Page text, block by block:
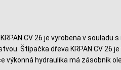
CV 26 je vyrobena v
Štípačka dřeva KRPAN CV
výkonná hydraulika má zásobník